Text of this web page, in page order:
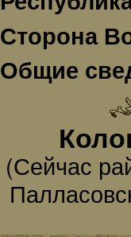
Сторона
Общие
(Сейчас